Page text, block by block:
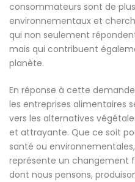
consommateurs sont de
environnementaux et
qui non seulement
mais qui contribuent
planète.
En réponse à cette
les entreprises alimentaires
vers les alternatives
et attrayante. Que ce soit
santé ou
représente un changement
dont nous pensons,